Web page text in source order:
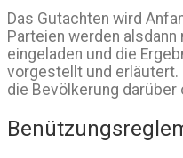
Das Gutachten wird
Parteien werden
eingeladen und die
vorgestellt und
die Bevölkerung darüber